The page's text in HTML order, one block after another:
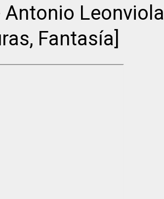
Leonviola
Fantasía]